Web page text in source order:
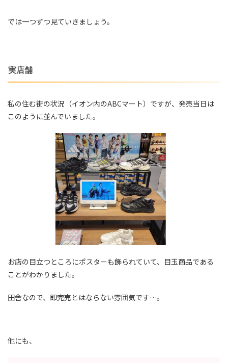
では一つずつ見ていきましょう。
実店舗
私の住む街の状況（イオン内のABCマート）ですが、発売当日は
このように並んでいました。
お店の目立つところにポスターも飾られていて、目玉商品である
ことがわかりました。
田舎なので、即完売とはならない雰囲気です…。
他にも、